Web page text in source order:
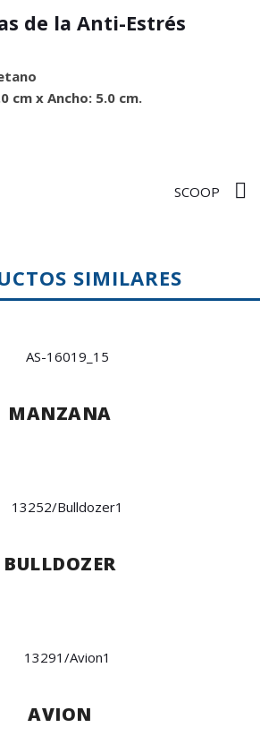
de la Anti-Estrés
cm x Ancho: 5.0 cm.
SCOOP
SIMILARES
MANZANA
BULLDOZER
AVION